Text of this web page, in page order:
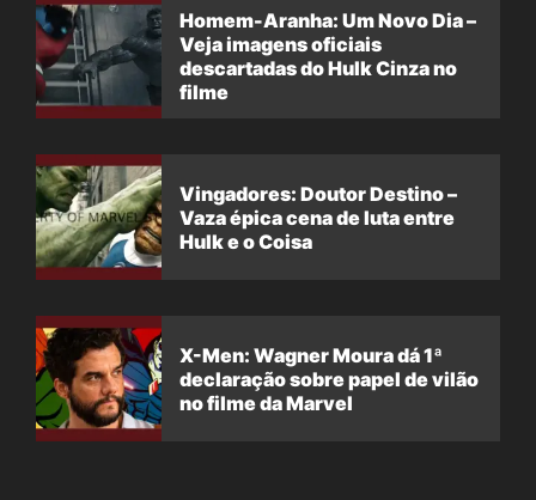
Homem-Aranha: Um Novo Dia –
Veja imagens oficiais
descartadas do Hulk Cinza no
filme
Vingadores: Doutor Destino –
Vaza épica cena de luta entre
Hulk e o Coisa
X-Men: Wagner Moura dá 1ª
declaração sobre papel de vilão
no filme da Marvel